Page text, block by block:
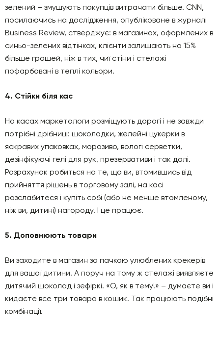
зелений – змушують покупців витрачати більше. CNN,
посилаючись на дослідження, опубліковане в журналі
Business Review, стверджує: в магазинах, оформлених в
синьо-зелених відтінках, клієнти залишають на 15%
більше грошей, ніж в тих, чиї стіни і стелажі
пофарбовані в теплі кольори.
4. Стійки біля кас
На касах маркетологи розміщують дорогі і не завжди
потрібні дрібниці: шоколадки, желейні цукерки в
яскравих упаковках, морозиво, вологі серветки,
дезінфікуючі гелі для рук, презервативи і так далі.
Розрахунок робиться на те, що ви, втомившись від
прийняття рішень в торговому залі, на касі
розслабитеся і купіть собі (або не менше втомленому,
ніж ви, дитині) нагороду. І це працює.
5. Доповнюють товари
Ви заходите в магазин за пачкою улюблених крекерів
для вашої дитини. А поруч на тому ж стелажі виявляєте
дитячий шоколад і зефіркі. «О, як в тему!» – думаєте ви і
кидаєте все три товара в кошик. Так працюють подібні
комбінації.